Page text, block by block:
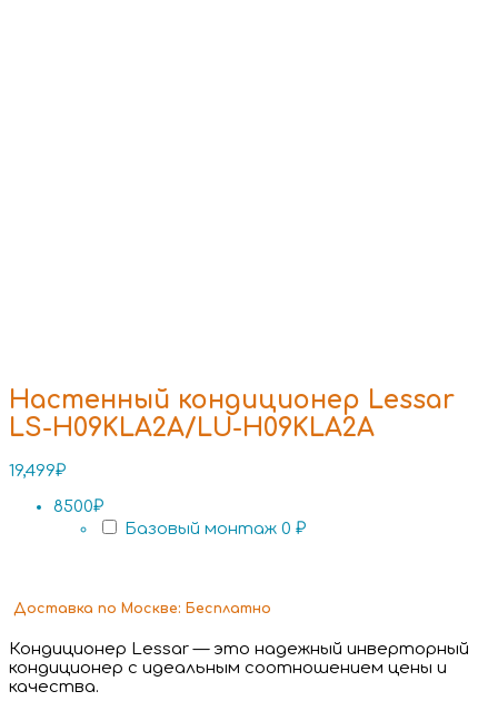
Настенный кондиционер Lessar
LS-H09KLA2A/LU-H09KLA2A
19,499₽
8500₽
Базовый монтаж 0 ₽
Доставка по Москве: Бесплатно
Кондиционер Lessar — это надежный инверторный
кондиционер с идеальным соотношением цены и
качества.